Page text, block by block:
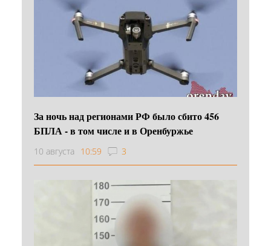
За ночь над регионами РФ было сбито 456
БПЛА - в том числе и в Оренбуржье
10 августа 10:59 3